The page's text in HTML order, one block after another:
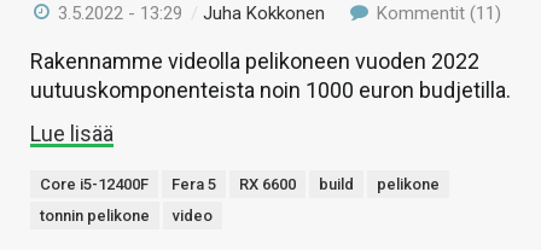
3.5.2022 - 13:29 /Juha Kokkonen Kommentit (11)
Rakennamme videolla pelikoneen vuoden 2022
uutuuskomponenteista noin 1000 euron budjetilla.
Lue lisää
Core i5-12400F Fera 5 RX 6600 build
pelikone
tonnin pelikone
video